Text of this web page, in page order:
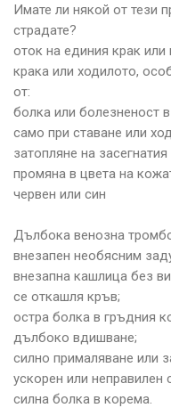
Имате ли някой от тези
страдате?
оток на единия крак
крака или ходилото,
от:
болка или болезненост
само при ставане или
затопляне на
промяна в цвета на
червен или син
Дълбока венозна
внезапен необясним
внезапна кашлица без
се откашля кръв;
остра болка в гръдния
дълбоко вдишване;
силно прималяване или
ускорен или неправилен
силна болка в корема.